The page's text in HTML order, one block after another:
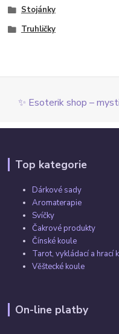
Stojánky
Truhličky
✨ Esoterik shop –
Top kategorie
Dárkové sady
Aromaterapie
Svíčky
Čakrové produkty
Čínské koule
Tarot, vykládací a hrací
Věštecké koule
On-line platby